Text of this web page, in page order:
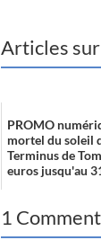
Articles
PROMO
mortel du soleil
Terminus de
euros jusqu'au
1